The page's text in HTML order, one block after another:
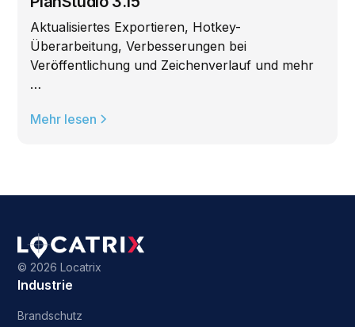
Aktualisiertes Exportieren, Hotkey-
Überarbeitung, Verbesserungen bei
Veröffentlichung und Zeichenverlauf und mehr
…
Mehr lesen
© 2026 Locatrix
Industrie
Brandschutz